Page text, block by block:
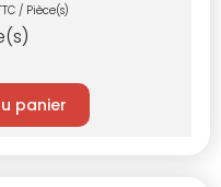
/ Pièce(s)
panier